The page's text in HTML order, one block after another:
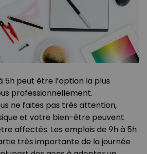
5h peut être l’option la plus
professionnellement.
ne faites pas très attention,
et votre bien-être peuvent
affectés. Les emplois de 9h à 5h
très importante de la journée